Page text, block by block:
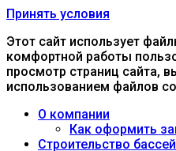
Принять условия
Этот сайт использует
комфортной работы
просмотр страниц сайта,
использованием файлов
О компании
Как оформить
Строительство